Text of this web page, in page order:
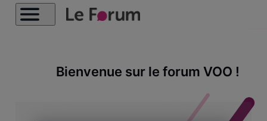
Bienvenue sur le forum VOO !